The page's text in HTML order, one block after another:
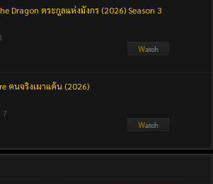
Dragon ตระกูลแห่งมังกร (2026) Season 3
คนจริงเผาแค้น (2026)
7